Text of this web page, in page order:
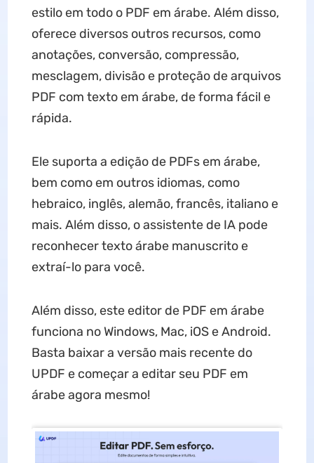
estilo em todo o PDF em árabe. Além disso,
oferece diversos outros recursos, como
anotações, conversão, compressão,
mesclagem, divisão e proteção de arquivos
PDF com texto em árabe, de forma fácil e
rápida.
Ele suporta a edição de PDFs em árabe,
bem como em outros idiomas, como
hebraico, inglês, alemão, francês, italiano e
mais. Além disso, o assistente de IA pode
reconhecer texto árabe manuscrito e
extraí-lo para você.
Além disso, este editor de PDF em árabe
funciona no Windows, Mac, iOS e Android.
Basta baixar a versão mais recente do
UPDF e começar a editar seu PDF em
árabe agora mesmo!